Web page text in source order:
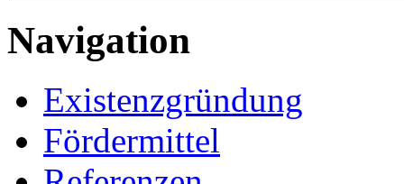
Navigation
Existenzgründung
Fördermittel